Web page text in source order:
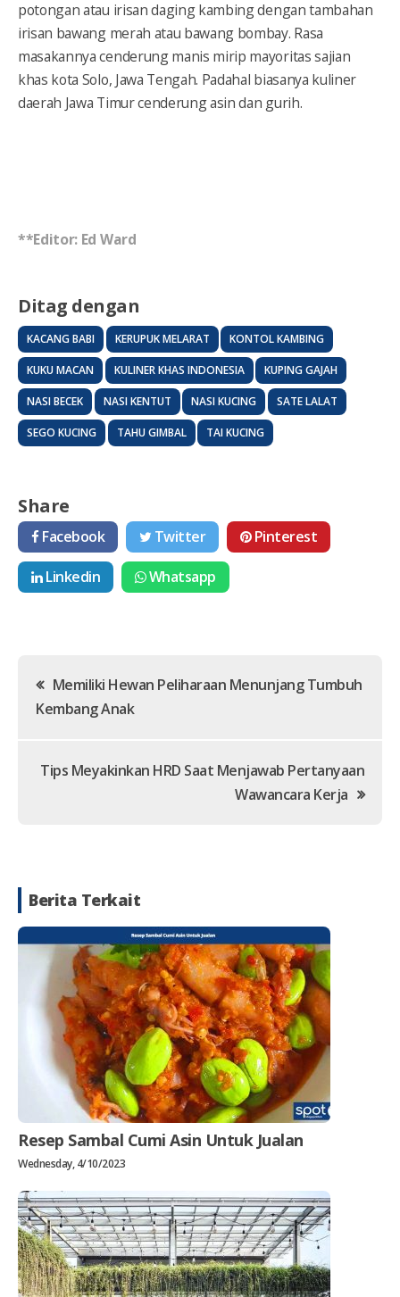
potongan atau irisan daging kambing dengan tambahan
irisan bawang merah atau bawang bombay. Rasa
masakannya cenderung manis mirip mayoritas sajian
khas kota Solo, Jawa Tengah. Padahal biasanya kuliner
daerah Jawa Timur cenderung asin dan gurih.
**Editor: Ed Ward
Ditag dengan
KACANG BABI KERUPUK MELARAT KONTOL KAMBING
KUKU MACAN KULINER KHAS INDONESIA KUPING GAJAH
NASI BECEK NASI KENTUT NASI KUCING SATE LALAT
SEGO KUCING TAHU GIMBAL TAI KUCING
Share
Facebook Twitter Pinterest
Linkedin Whatsapp
Post
navigation
Memiliki Hewan Peliharaan Menunjang Tumbuh
Kembang Anak
Tips Meyakinkan HRD Saat Menjawab Pertanyaan
Wawancara Kerja
Berita Terkait
Resep Sambal Cumi Asin Untuk Jualan
Wednesday, 4/10/2023